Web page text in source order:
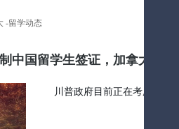
-留学动态
中国留学生签证，加拿大却
川普政府目前正在考虑采取